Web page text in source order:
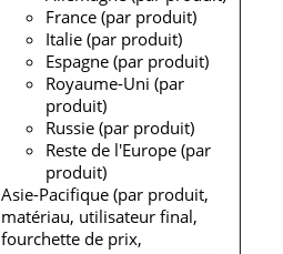
France (par produit)
Italie (par produit)
Espagne (par produit)
Royaume-Uni (par
produit)
Russie (par produit)
Reste de l'Europe (par
produit)
Asie-Pacifique (par produit,
matériau, utilisateur final,
fourchette de prix,